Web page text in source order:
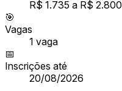
R$ 1.735 a R$ 2.800
🎯
Vagas
1 vaga
📅
Inscrições até
20/08/2026